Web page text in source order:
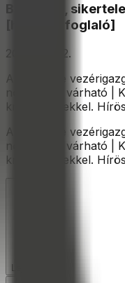
Bűnös kp,
[hírösszefoglaló]
2018. 09. 12.
A Coinbase
növekedés várható |
kriptopénzekkel.
A Coinbase
növekedés várható |
kriptopénzekkel.